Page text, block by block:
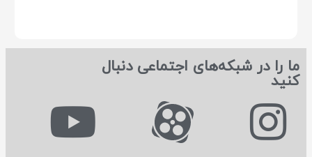
ما را در شبکه‌های اجتماعی دنبال
کنید